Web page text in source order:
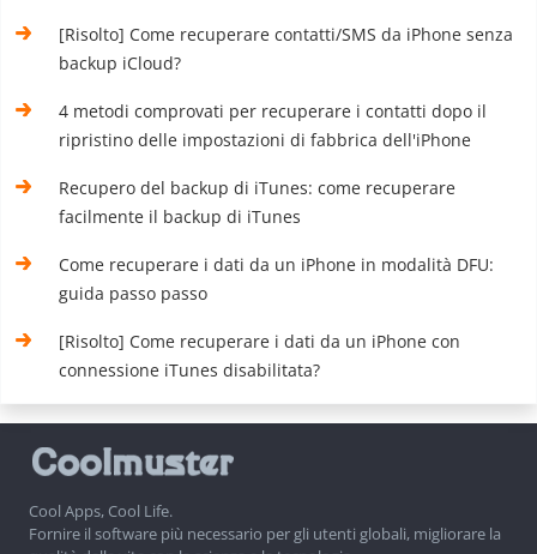
[Risolto] Come recuperare contatti/SMS da iPhone senza
backup iCloud?
4 metodi comprovati per recuperare i contatti dopo il
ripristino delle impostazioni di fabbrica dell'iPhone
Recupero del backup di iTunes: come recuperare
facilmente il backup di iTunes
Come recuperare i dati da un iPhone in modalità DFU:
guida passo passo
[Risolto] Come recuperare i dati da un iPhone con
connessione iTunes disabilitata?
Cool Apps, Cool Life.
Fornire il software più necessario per gli utenti globali, migliorare la